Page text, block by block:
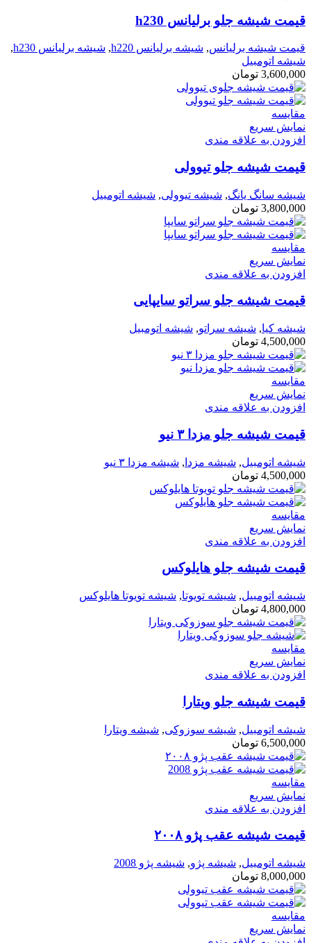
قیمت شیشه جلو برلیانس h230
قیمت شیشه برلیانس, شیشه برلیانس h220 , شیشه برلیانس h230
,
شیشه اتومبیل
3,600,000 تومان
مقايسه
نمایش سریع
افزودن به علاقه مندی
قیمت شیشه جلو تیوولی
شیشه سانگ یانگ, شیشه تیوولی, شیشه اتومبیل
3,800,000 تومان
مقايسه
نمایش سریع
افزودن به علاقه مندی
قیمت شیشه جلو سراتو سایپایی
شیشه کیا, شیشه سراتو, شیشه اتومبیل
4,500,000 تومان
مقايسه
نمایش سریع
افزودن به علاقه مندی
قیمت شیشه جلو مزدا ۳ نیو
شیشه اتومبیل, شیشه مزدا , شیشه مزدا ۳ نیو
4,500,000 تومان
مقايسه
نمایش سریع
افزودن به علاقه مندی
قیمت شیشه جلو هایلوکس
شیشه اتومبیل, شیشه تویوتا, شیشه تویوتا هایلوکس
4,800,000 تومان
مقايسه
نمایش سریع
افزودن به علاقه مندی
قیمت شیشه جلو ویتارا
شیشه اتومبیل, شیشه سوزوکی, شیشه ویتارا
6,500,000 تومان
مقايسه
نمایش سریع
افزودن به علاقه مندی
قیمت شیشه عقب پژو ۲۰۰۸
شیشه اتومبیل, شیشه پژو, شیشه پژو 2008
8,000,000 تومان
مقايسه
نمایش سریع